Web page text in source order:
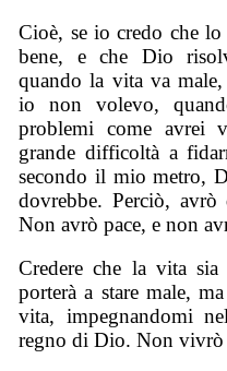
Cioè, se io credo che
bene, e che Dio
quando la vita va male,
io non volevo,
problemi come avrei
grande difficoltà a
secondo il mio metro,
dovrebbe. Perciò,
Non avrò pace, e non
Credere che la vita
porterà a stare male,
vita, impegnandomi
regno di Dio. Non